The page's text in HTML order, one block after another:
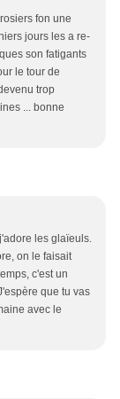
fon une
jours les a re-
son fatigants
le tour de
trop
... bonne
les glaïeuls.
on le faisait
c'est un
que tu vas
avec le